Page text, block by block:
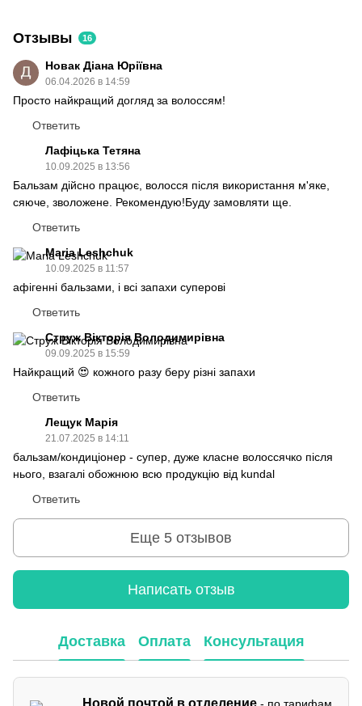
Отзывы 16
Новак Діана Юріївна
06.04.2026 в 14:59
Просто найкращий догляд за волоссям!
Ответить
Лафіцька Тетяна
10.09.2025 в 13:56
Бальзам дійсно працює, волосся після використання м'яке,
сяюче, зволожене. Рекомендую!Буду замовляти ще.
Ответить
Maria Leshchuk
10.09.2025 в 11:57
афігенні бальзами, і всі запахи суперові
Ответить
Струж Вікторія Володимирівна
09.09.2025 в 15:59
Найкращий 😍 кожного разу беру різні запахи
Ответить
Лещук Марія
21.07.2025 в 14:11
бальзам/кондиціонер - супер, дуже класне волоссячко після
нього, взагалі обожнюю всю продукцію від kundal
Ответить
Еще 5 отзывов
Написать отзыв
Доставка Оплата Консультация
Новой почтой в отделение